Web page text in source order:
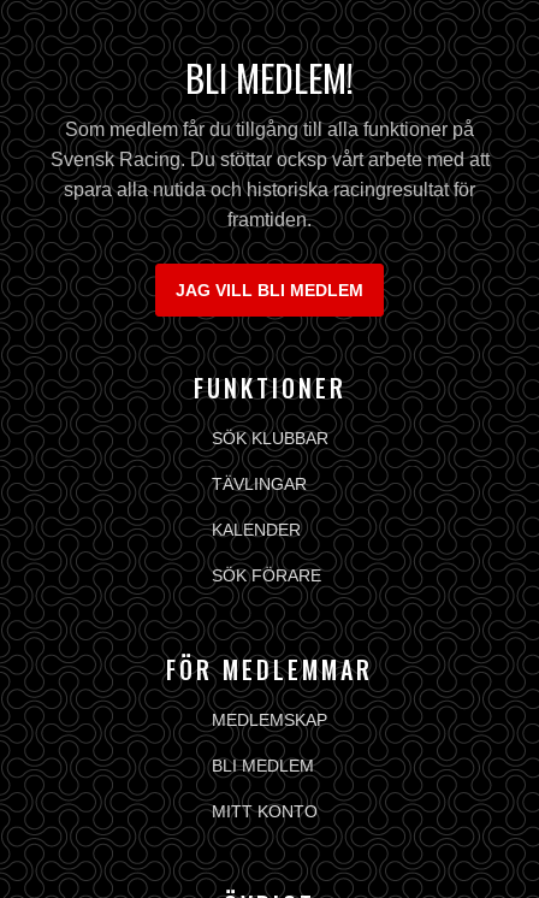
BLI MEDLEM!
Som medlem får du tillgång till alla funktioner på
Svensk Racing. Du stöttar ocksp vårt arbete med att
spara alla nutida och historiska racingresultat för
framtiden.
JAG VILL BLI MEDLEM
FUNKTIONER
SÖK KLUBBAR
TÄVLINGAR
KALENDER
SÖK FÖRARE
FÖR MEDLEMMAR
MEDLEMSKAP
BLI MEDLEM
MITT KONTO